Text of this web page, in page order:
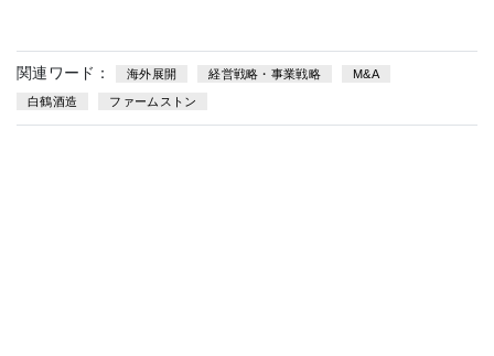
関連ワード： 海外展開 経営戦略・事業戦略 M&A
白鶴酒造 ファームストン